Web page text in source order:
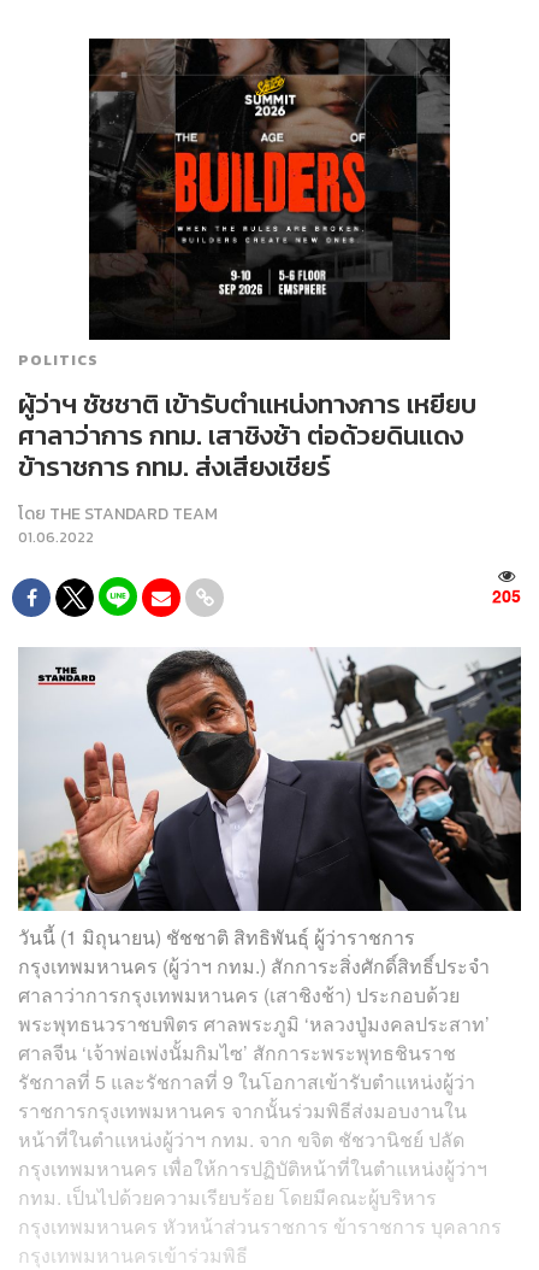
POLITICS
ผู้ว่าฯ ชัชชาติ เข้ารับตำแหน่งทางการ เหยียบ
ศาลาว่าการ กทม. เสาชิงช้า ต่อด้วยดินแดง
ข้าราชการ กทม. ส่งเสียงเชียร์
โดย THE STANDARD TEAM
01.06.2022
205
วันนี้ (1 มิถุนายน) ชัชชาติ สิทธิพันธุ์ ผู้ว่าราชการ
กรุงเทพมหานคร (ผู้ว่าฯ กทม.) สักการะสิ่งศักดิ์สิทธิ์ประจำ
ศาลาว่าการกรุงเทพมหานคร (เสาชิงช้า) ประกอบด้วย
พระพุทธนวราชบพิตร ศาลพระภูมิ ‘หลวงปู่มงคลประสาท’
ศาลจีน ‘เจ้าพ่อเพ่งนั้มกิมไซ’ สักการะพระพุทธชินราช
รัชกาลที่ 5 และรัชกาลที่ 9 ในโอกาสเข้ารับตำแหน่งผู้ว่า
ราชการกรุงเทพมหานคร จากนั้นร่วมพิธีส่งมอบงานใน
หน้าที่ในตำแหน่งผู้ว่าฯ กทม. จาก ขจิต ชัชวานิชย์ ปลัด
กรุงเทพมหานคร เพื่อให้การปฏิบัติหน้าที่ในตำแหน่งผู้ว่าฯ
กทม. เป็นไปด้วยความเรียบร้อย โดยมีคณะผู้บริหาร
กรุงเทพมหานคร หัวหน้าส่วนราชการ ข้าราชการ บุคลากร
กรุงเทพมหานครเข้าร่วมพิธี